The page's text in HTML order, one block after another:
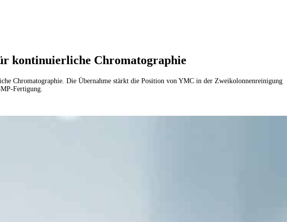
kontinuierliche Chromatographie
Chromatographie. Die Übernahme stärkt die Position von YMC in der Zweikolonnenreinigung
Fertigung.